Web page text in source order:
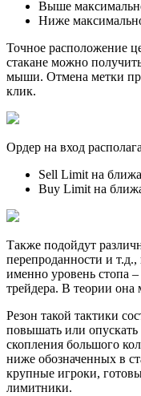
Выше
Ниже
Точное расположение
стакане можно
мыши. Отмена метки
клик.
Ордер на вход
Sell Limit на
Buy Limit на
Также подойдут
перепроданности и
именно уровень стопа –
трейдера. В теории
Резон такой тактики
повышать или
скопления большого
ниже обозначенных в
крупные игроки,
лимитники.